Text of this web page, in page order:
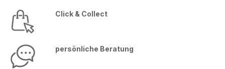
Zur Abstimmung des Lieferzeitraums und
der örtlichen Gegebenheiten ist die
erforderlich. Eine Spedition liefert den
Sicherheitsschrank innerhalb
Click & Collect
persönliche Beratung